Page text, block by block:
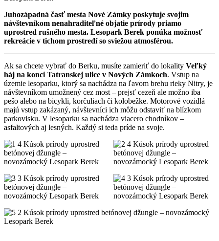
Juhozápadná časť mesta Nové Zámky poskytuje svojim
návštevníkom nenahraditeľné objatie prírody priamo
uprostred rušného mesta. Lesopark Berek ponúka možnosť
rekreácie v tichom prostredí so sviežou atmosférou.
Ak sa chcete vybrať do Berku, musíte zamieriť do lokality Veľký
háj na konci Tatranskej ulice v Nových Zámkoch. Vstup na
územie lesoparku, ktorý sa nachádza na ľavom brehu rieky Nitry, je
návštevníkom umožnený cez most – prejsť cezeň ale možno iba
pešo alebo na bicykli, korčuliach či kolobežke. Motorové vozidlá
majú vstup zakázaný, návštevníci ich môžu odstaviť na blízkom
parkovisku. V lesoparku sa nachádza viacero chodníkov –
asfaltových aj lesných. Každý si teda príde na svoje.